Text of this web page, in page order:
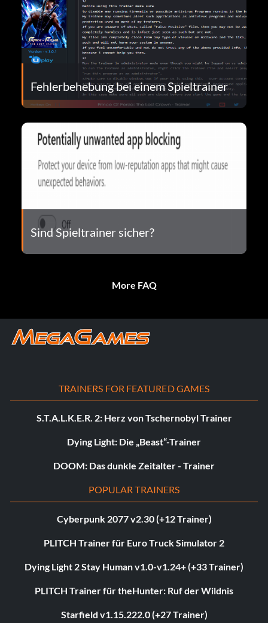
Fehlerbehebung bei einem Spieltrainer
Sind Spieltrainer sicher?
More FAQ
TRAINERS FOR FEATURED GAMES
S.T.A.L.K.E.R. 2: Herz von Tschernobyl Trainer
Dying Light: Die „Beast“-Trainer
DOOM: Das dunkle Zeitalter - Trainer
POPULAR TRAINERS
Cyberpunk 2077 v2.30 (+12 Trainer)
PLITCH Trainer für Euro Truck Simulator 2
Dying Light 2 Stay Human v1.0-v1.24+ (+33 Trainer)
PLITCH Trainer für theHunter: Ruf der Wildnis
Starfield v1.15.222.0 (+27 Trainer)